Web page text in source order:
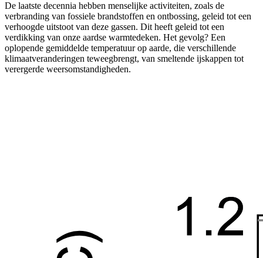
De laatste decennia hebben menselijke activiteiten, zoals de
verbranding van fossiele brandstoffen en ontbossing, geleid tot een
verhoogde uitstoot van deze gassen. Dit heeft geleid tot een
verdikking van onze aardse warmtedeken. Het gevolg? Een
oplopende gemiddelde temperatuur op aarde, die verschillende
klimaatveranderingen teweegbrengt, van smeltende ijskappen tot
verergerde weersomstandigheden.